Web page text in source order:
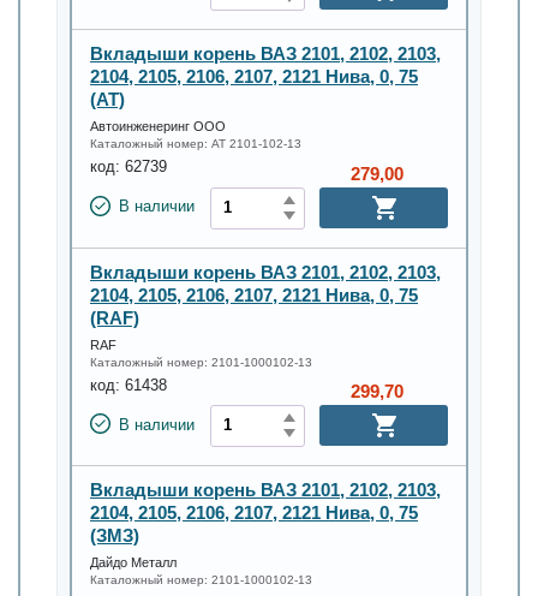
Вкладыши корень ВАЗ 2101, 2102, 2103,
2104, 2105, 2106, 2107, 2121 Нива, 0, 75
(AT)
Автоинженеринг ООО
Каталожный номер: AT 2101-102-13
код: 62739
В наличии
279,00
Вкладыши корень ВАЗ 2101, 2102, 2103,
2104, 2105, 2106, 2107, 2121 Нива, 0, 75
(RAF)
RAF
Каталожный номер: 2101-1000102-13
код: 61438
В наличии
299,70
Вкладыши корень ВАЗ 2101, 2102, 2103,
2104, 2105, 2106, 2107, 2121 Нива, 0, 75
(ЗМЗ)
Дайдо Металл
Каталожный номер: 2101-1000102-13